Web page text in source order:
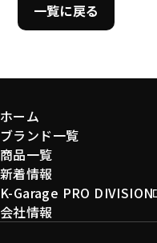
一覧に戻る
ホーム
ブランド一覧
商品一覧
新着情報
K-Garage PRO DIVISION
会社情報